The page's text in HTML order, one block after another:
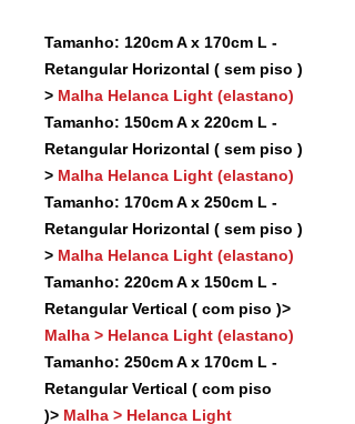
Tamanho: 120cm A x 170cm L -
Retangular Horizontal ( sem piso )
> Malha Helanca Light (elastano)
Tamanho: 150cm A x 220cm L -
Retangular Horizontal ( sem piso )
> Malha Helanca Light (elastano)
Tamanho: 170cm A x 250cm L -
Retangular Horizontal ( sem piso )
> Malha Helanca Light (elastano)
Tamanho: 220cm A x 150cm L -
Retangular Vertical ( com piso )>
Malha > Helanca Light (elastano)
Tamanho: 250cm A x 170cm L -
Retangular Vertical ( com piso
)> Malha > Helanca Light